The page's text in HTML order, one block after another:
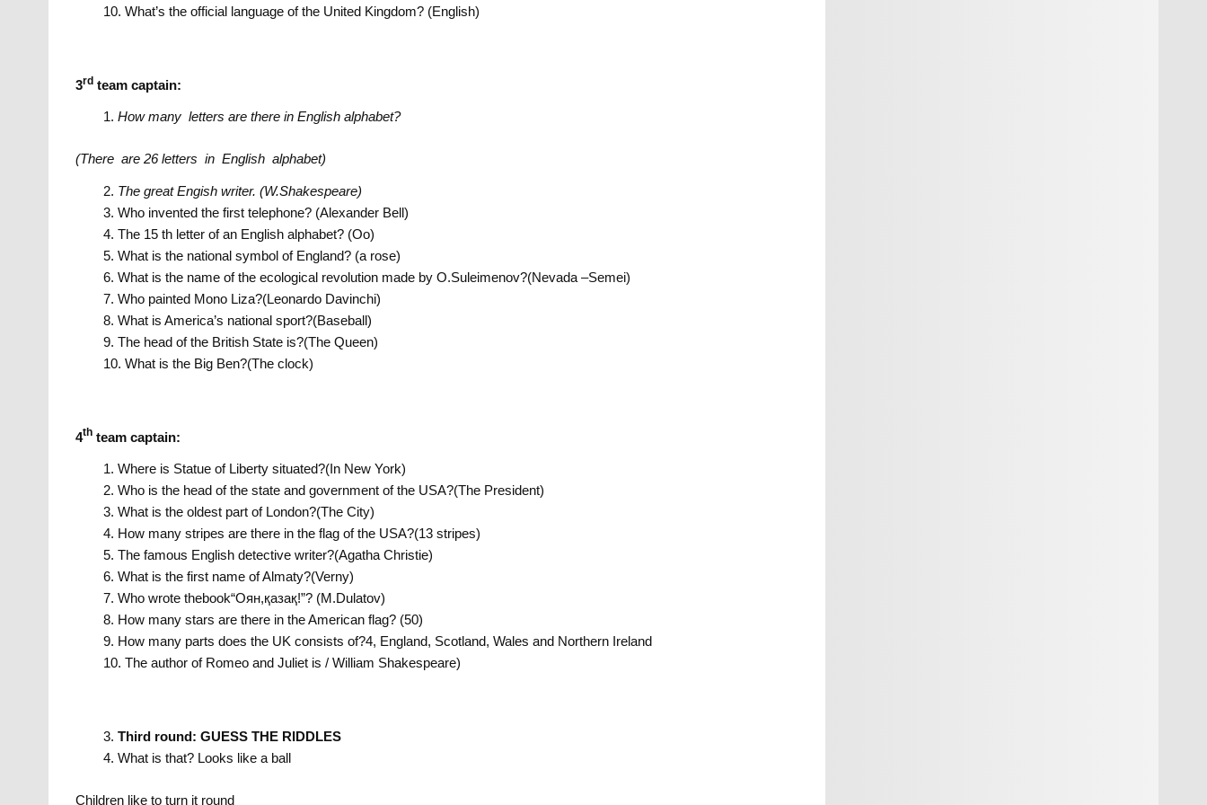
What’s the official language of the United Kingdom? (English)
3rd team captain:
How many letters are there in English alphabet?
(There are 26 letters in English alphabet)
The great Engish writer. (W.Shakespearе)
Who invented the first telephone? (Alexander Bell)
The 15 th letter of an English alphabet? (Oo)
What is the national symbol of England? (a rose)
What is the name of the ecological revolution made by O.Suleimenov?(Nevada –Semei)
Who painted Mono Liza?(Leonardo Davinchi)
What is America’s national sport?(Baseball)
The head of the British State is?(The Queen)
What is the Big Ben?(The clock)
4th team captain:
Where is Statue of Liberty situated?(In New York)
Who is the head of the state and government of the USA?(The President)
What is the oldest part of London?(The City)
How many stripes are there in the flag of the USA?(13 stripes)
The famous English detective writer?(Agatha Christie)
What is the first name of Almaty?(Verny)
Who wrote thebook“Оян,қазақ!”? (M.Dulatov)
How many stars are there in the American flag? (50)
How many parts does the UK consists of?4, England, Scotland, Wales and Northern Ireland
The author of Romeo and Juliet is / William Shakespeare)
Third round: GUESS THE RIDDLES
What is that? Looks like a ball
Children like to turn it round